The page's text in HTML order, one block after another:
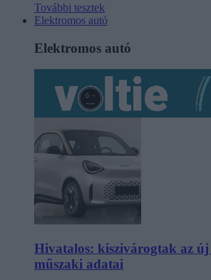
További tesztek
Elektromos autó
Elektromos autó
Hivatalos: kiszivárogtak az
műszaki adatai